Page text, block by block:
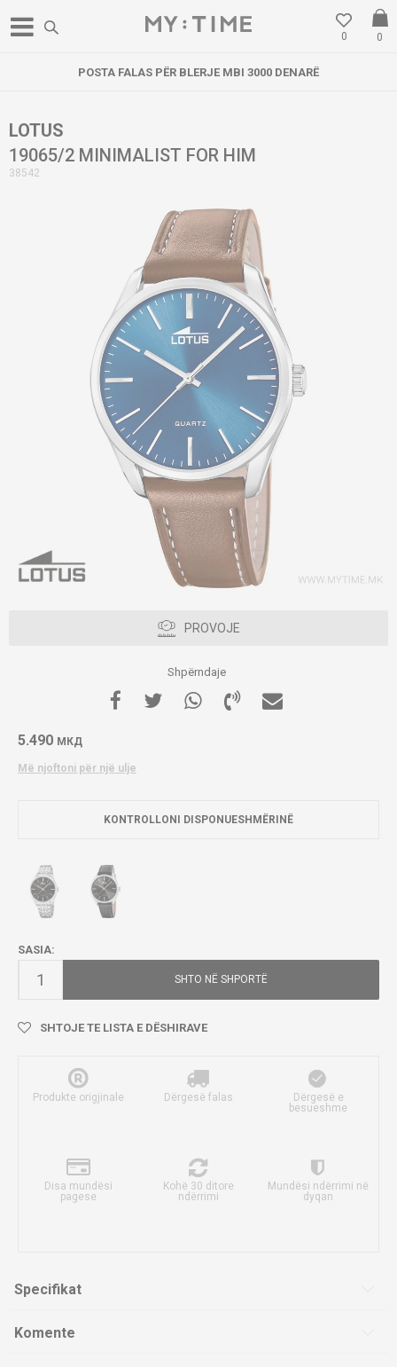
0
0
POSTA FALAS PËR BLERJE MBI 3000 DENARË
LOTUS
19065/2 MINIMALIST FOR HIM
38542
PROVOJE
Shpërndaje
5.490 МКД
Më njoftoni për një ulje
KONTROLLONI DISPONUESHMËRINË
SASIA:
SHTO NË SHPORTË
SHTOJE TE LISTA E DËSHIRAVE
Produkte origjinale Dërgesë falas
Dërgesë e
besueshme
Disa mundësi
pagese
Kohë 30 ditore
ndërrimi
Mundësi ndërrimi në
dyqan
Specifikat
Komente